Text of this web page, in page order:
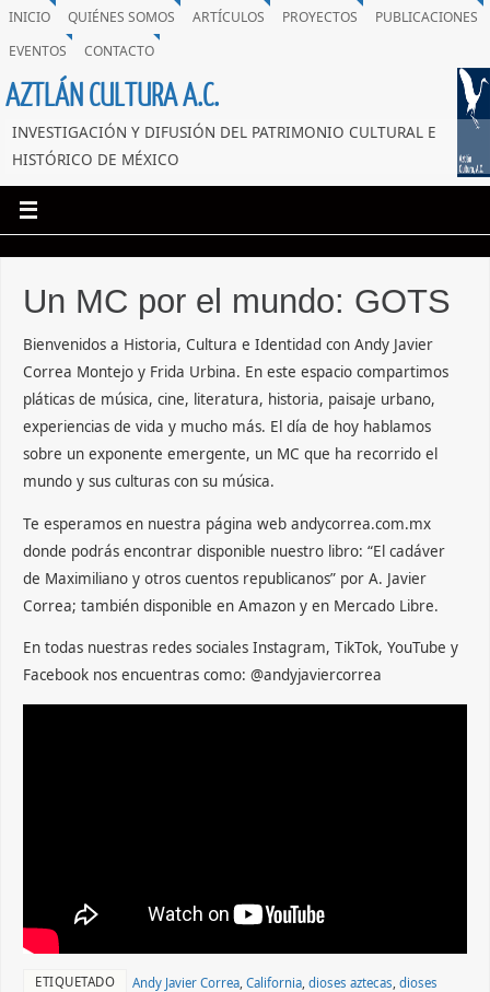
INICIO QUIÉNES SOMOS ARTÍCULOS PROYECTOS
PUBLICACIONES
EVENTOS
CONTACTO
AZTLÁN CULTURA A.C.
INVESTIGACIÓN Y DIFUSIÓN DEL PATRIMONIO CULTURAL E
HISTÓRICO DE MÉXICO
Un MC por el mundo: GOTS
Bienvenidos a Historia, Cultura e Identidad con Andy Javier
Correa Montejo y Frida Urbina. En este espacio compartimos
pláticas de música, cine, literatura, historia, paisaje urbano,
experiencias de vida y mucho más. El día de hoy hablamos
sobre un exponente emergente, un MC que ha recorrido el
mundo y sus culturas con su música.
Te esperamos en nuestra página web andycorrea.com.mx
donde podrás encontrar disponible nuestro libro: “El cadáver
de Maximiliano y otros cuentos republicanos” por A. Javier
Correa; también disponible en Amazon y en Mercado Libre.
En todas nuestras redes sociales Instagram, TikTok, YouTube y
Facebook nos encuentras como: @andyjaviercorrea
ETIQUETADO Andy Javier Correa ,California ,dioses aztecas ,dioses